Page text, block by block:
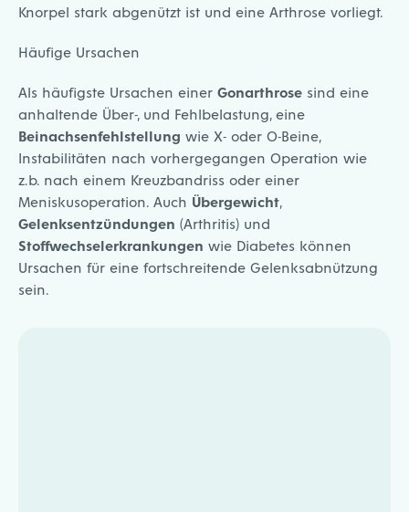
Knorpel stark abgenützt ist und eine Arthrose vorliegt.
Häufige Ursachen
Als häufigste Ursachen einer Gonarthrose sind eine
anhaltende Über-, und Fehlbelastung, eine
Beinachsenfehlstellung wie X- oder O-Beine,
Instabilitäten nach vorhergegangen Operation wie
z.b. nach einem Kreuzbandriss oder einer
Meniskusoperation. Auch Übergewicht,
Gelenksentzündungen (Arthritis) und
Stoffwechselerkrankungen wie Diabetes können
Ursachen für eine fortschreitende Gelenksabnützung
sein.